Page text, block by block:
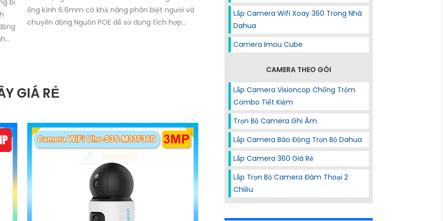
ống kính 6.6mm có khả năng phân biệt người và
chuyển động Nguồn POE dễ sử dụng tích hợp
GIÁ RẺ
Lắp Camera Wifi Xoay 360 Trong Nhà
Dahua
Camera Imou Cube
CAMERA THEO GÓI
Lắp Camera Visioncop Chống Trộm
Combo Tiết Kiệm
Trọn Bộ Camera Ghi Âm
Lắp Camera Báo Động Trọn Bộ Dahua
Lắp Camera 360 Giá Rẻ
Lắp Trọn Bộ Camera Đàm Thoại 2
Chiều